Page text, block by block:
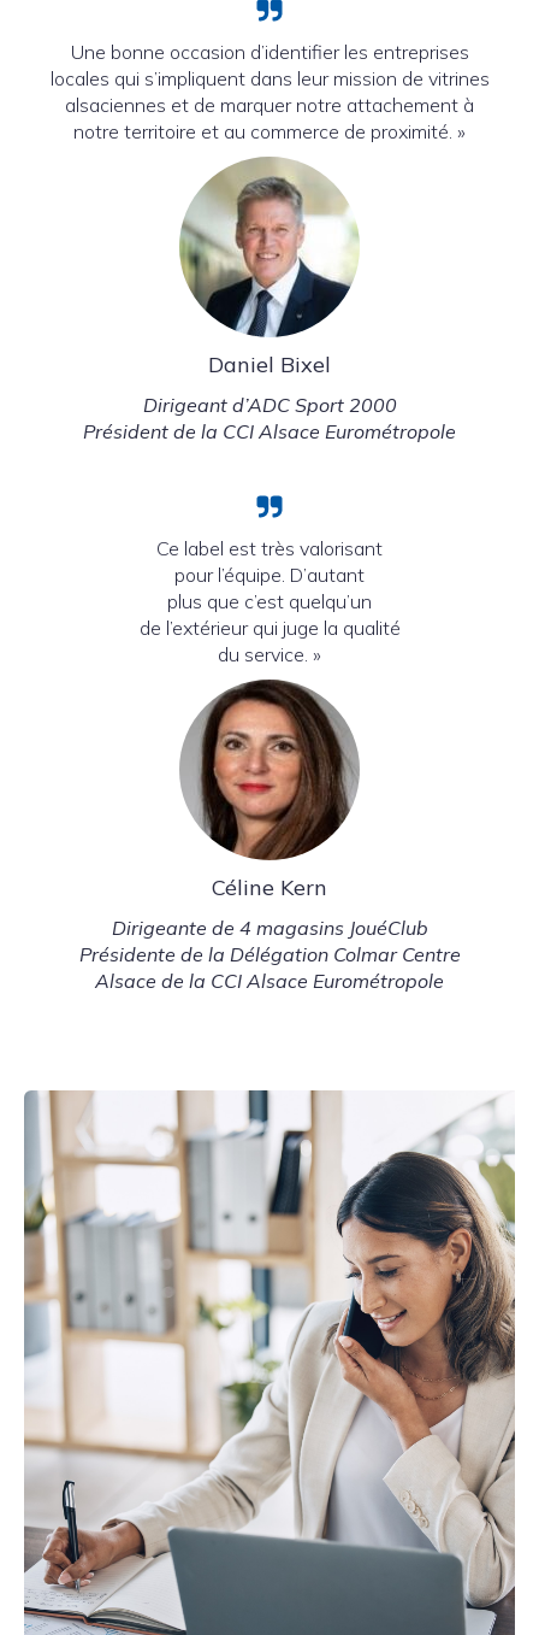
Une bonne occasion d’identifier les entreprises
locales qui s’impliquent dans leur mission de vitrines
alsaciennes et de marquer notre attachement à
notre territoire et au commerce de proximité. »
Daniel Bixel
Dirigeant d’ADC Sport 2000
Président de la CCI Alsace Eurométropole
Ce label est très valorisant
pour l’équipe. D’autant
plus que c’est quelqu’un
de l’extérieur qui juge la qualité
du service. »
Céline Kern
Dirigeante de 4 magasins JouéClub
Présidente de la Délégation Colmar Centre
Alsace de la CCI Alsace Eurométropole